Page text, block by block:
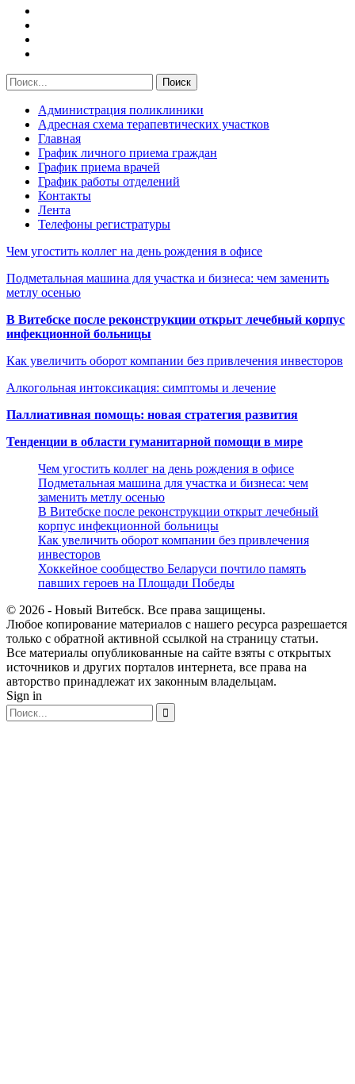
Администрация поликлиники
Адресная схема терапевтических участков
Главная
График личного приема граждан
График приема врачей
График работы отделений
Контакты
Лента
Телефоны регистратуры
Чем угостить коллег на день рождения в офисе
Подметальная машина для участка и бизнеса: чем заменить
метлу осенью
В Витебске после реконструкции открыт лечебный корпус
инфекционной больницы
Как увеличить оборот компании без привлечения инвесторов
Алкогольная интоксикация: симптомы и лечение
Паллиативная помощь: новая стратегия развития
Тенденции в области гуманитарной помощи в мире
Чем угостить коллег на день рождения в офисе
Подметальная машина для участка и бизнеса: чем
заменить метлу осенью
В Витебске после реконструкции открыт лечебный
корпус инфекционной больницы
Как увеличить оборот компании без привлечения
инвесторов
Хоккейное сообщество Беларуси почтило память
павших героев на Площади Победы
© 2026 - Новый Витебск. Все права защищены.
Любое копирование материалов с нашего ресурса разрешается
только с обратной активной ссылкой на страницу статьи.
Все материалы опубликованные на сайте взяты с открытых
источников и других порталов интернета, все права на
авторство принадлежат их законным владельцам.
Sign in